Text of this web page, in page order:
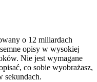
o 12 miliardach
opisy w wysokiej
Nie jest wymagane
co sobie wyobrażasz,
sekundach.